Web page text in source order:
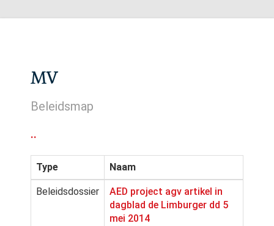
MV
Beleidsmap
..
Type Naam
Beleidsdossier
AED project agv artikel in
dagblad de Limburger dd 5
mei 2014